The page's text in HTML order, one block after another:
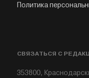
Политика
СВЯЗАТЬСЯ С
353800,